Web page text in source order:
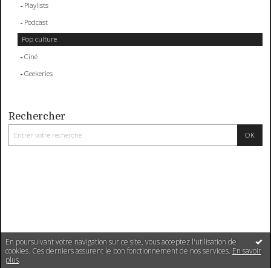
En poursuivant votre navigation sur ce site, vous acceptez l'utilisation de
cookies. Ces derniers assurent le bon fonctionnement de nos services. En savoir
plus.
Playlists
Podcast
Pop culture
Ciné
Geekeries
Rechercher